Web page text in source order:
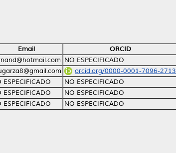
Email
ORCID
NO ESPECIFICADO
orcid.org/0000-0001-7096-2713
ESPECIFICADO
NO ESPECIFICADO
ESPECIFICADO
NO ESPECIFICADO
ESPECIFICADO
NO ESPECIFICADO